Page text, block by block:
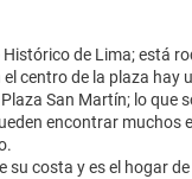
de Lima; está
centro de la plaza
San Martín; lo que
encontrar
costa y es el hogar